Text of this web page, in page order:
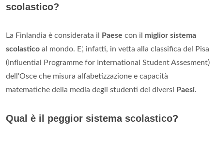
scolastico?
La Finlandia è considerata il Paese con il miglior sistema
scolastico al mondo. E', infatti, in vetta alla classifica del Pisa
(Influential Programme for International Student Assesment)
dell'Osce che misura alfabetizzazione e capacità
matematiche della media degli studenti dei diversi Paesi.
Qual è il peggior sistema scolastico?